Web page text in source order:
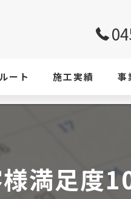
ート 施工実績 事
エアコン
満足度